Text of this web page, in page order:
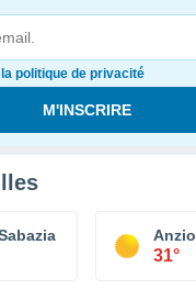
politique de privacité
Anzio
31°